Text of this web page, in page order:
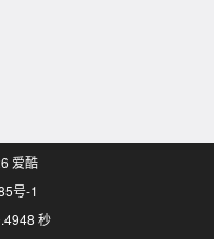
爱酷
号-1
秒